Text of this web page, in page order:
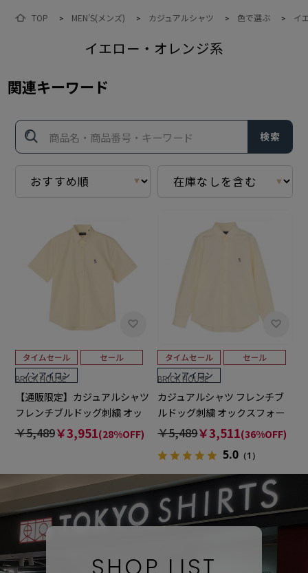
TOP > MEN'S(メンズ) > カジュアルシャツ > 色で選ぶ > イ
イエロー・オレンジ系
関連キーワード
検索
BRICK HOUSE
【通販限定】カジュアルシャツ
フレンチブルドッグ刺繍 オッ
クスフォードシャツ ボタンダ
ウン 綿100% 半袖 メンズ
￥5,489￥3,951(28%OFF)
BRICK HOUSE
カジュアルシャツ フレンチブ
ルドッグ刺繍 オックスフォー
ドシャツ ボタンダウン 長袖 メ
￥5,489￥3,511(36%OFF)
5.0 （1）